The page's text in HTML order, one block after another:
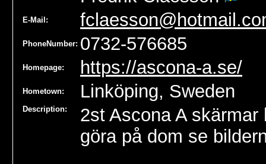
E-Mail:
PhoneNumber: 0732-576685
Homepage: https://ascona-a.se/
Hometown: Linköping, Sweden
Description:
2st Ascona A
göra på dom se